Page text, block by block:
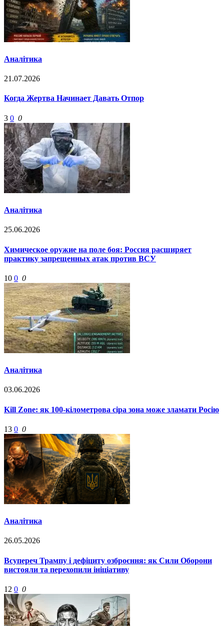
Аналітика
21.07.2026
Когда Жертва Начинает Давать Отпор
3 0 0
Аналітика
25.06.2026
Химическое оружие на поле боя: Россия расширяет
практику запрещенных атак против ВСУ
10 0 0
Аналітика
03.06.2026
Kill Zone: як 100-кілометрова сіра зона може зламати Росію
13 0 0
Аналітика
26.05.2026
Всупереч Трампу і дефіциту озброєння: як Сили Оборони
вистояли та перехопили ініціативу
12 0 0